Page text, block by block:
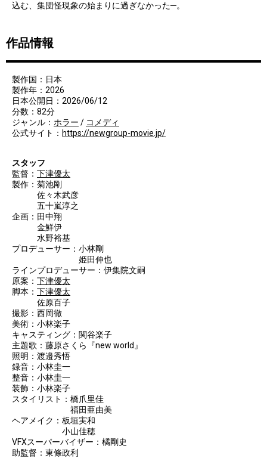
込む、集団怪現象の始まりに過ぎなかった─。
作品情報
製作国：日本
製作年：2026
日本公開日：2026/06/12
分数：82分
ジャンル： ホラー / コメディ
公式サイト： https://newgroup-movie.jp/
スタッフ
監督： 下津優太
製作：菊池剛
佐々木武彦
五十嵐淳之
企画：田中翔
金鮮伊
水野裕基
プロデューサー：小林剛
姫田伸也
ラインプロデューサー：伊集院文嗣
原案： 下津優太
脚本： 下津優太
佐原百子
撮影：西岡徹
美術：小林楽子
キャスティング：関谷楽子
主題歌：藤原さくら『new world』
照明：渡邉秀悟
録音：小林圭一
整音：小林圭一
装飾：小林楽子
スタイリスト：橋爪里佳
福田亜由美
ヘアメイク：板垣実和
小山佳穂
VFXスーパーバイザー：橘剛史
助監督：東條政利